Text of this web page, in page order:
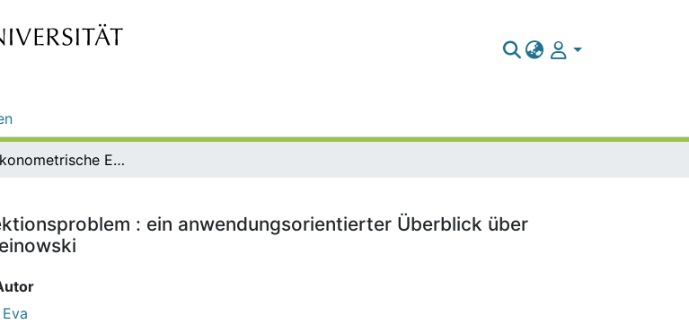
Mikroökonometrische Evaluation und das Selektionsproblem : ein anwendungsorientierter Überblick über nichtparametrische Lösungsverfahren / Eva Reinowski
: ein anwendungsorientierter Überblick über